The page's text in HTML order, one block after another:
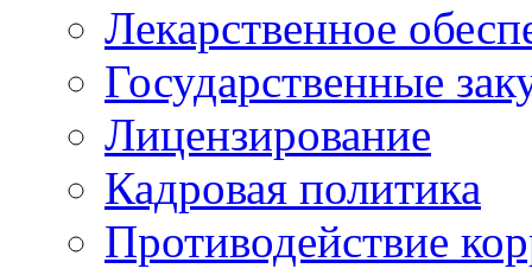
Лекарственное
Государственные
Лицензирование
Кадровая политика
Противодействие